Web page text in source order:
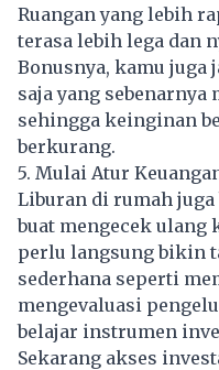
Ruangan yang lebih
terasa lebih lega dan
Bonusnya, kamu juga
saja yang
sehingga keinginan
berkurang.
5. Mulai Atur
Liburan di rumah juga
buat mengecek
perlu langsung bikin
sederhana seperti
mengevaluasi
belajar instrumen
Sekarang akses